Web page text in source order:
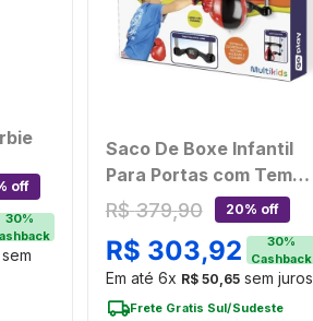
off
30%
sem
Saco De Boxe Infantil
Para Portas com Tempo
e Música Go Play
Multikids - BR2325OUT
[Reembalado]
R$ 379,90 20% off
R$ 303,92 30%
Cashback
Em até 6x R$ 50,65sem juros
Frete Gratis Sul/Sudeste